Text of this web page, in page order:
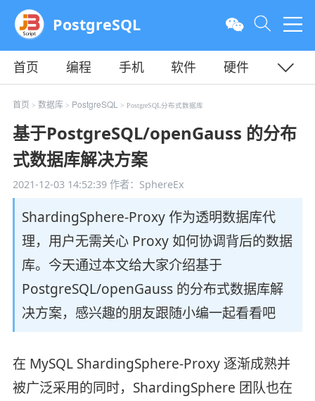
PostgreSQL
首页 编程 手机 软件
硬件
教程
平面 服务器
首页 > 数据库> PostgreSQL > PostgreSQL分布式数据库
基于PostgreSQL/openGauss 的分布
式数据库解决方案
2021-12-03 14:52:39作者：SphereEx
ShardingSphere-Proxy 作为透明数据库代
理，用户无需关心 Proxy 如何协调背后的数据
库。今天通过本文给大家介绍基于
PostgreSQL/openGauss 的分布式数据库解
决方案，感兴趣的朋友跟随小编一起看看吧
在 MySQL ShardingSphere-Proxy 逐渐成熟并
被广泛采用的同时，ShardingSphere 团队也在